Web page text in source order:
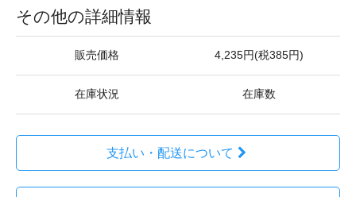
その他の詳細情報
販売価格 4,235円(税385円)
在庫状況 在庫数
支払い・配送について